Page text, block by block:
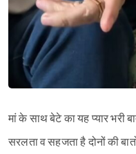
मां के साथ बेटे का यह प्यार भरी
सरलता व सहजता है दोनों की